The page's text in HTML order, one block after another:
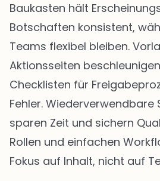
Baukasten hält
Botschaften konsistent,
Teams flexibel bleiben.
Aktionsseiten
Checklisten für
Fehler. Wiederverwendbare
sparen Zeit und sichern
Rollen und einfachen
Fokus auf Inhalt, nicht auf